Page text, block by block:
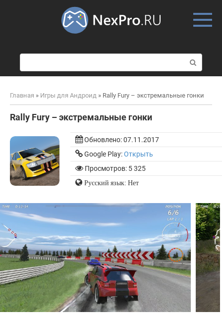
о
и
к
Главная » Игры для Андроид » Rally Fury – экстремальные гонки
Rally Fury – экстремальные гонки
Обновлено:07.11.2017
Google Play:Открыть
Просмотров: 5 325
Русский язык: Нет